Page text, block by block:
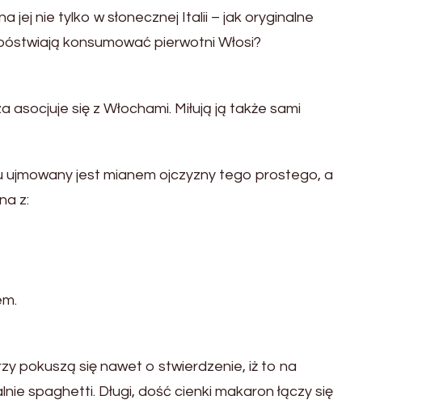
jej nie tylko w słonecznej Italii – jak oryginalne
konsumować pierwotni Włosi?
się z Włochami. Miłują ją także sami
ujmowany jest mianem ojczyzny tego prostego, a
z:
pokuszą się nawet o stwierdzenie, iż to na
spaghetti. Długi, dość cienki makaron łączy się